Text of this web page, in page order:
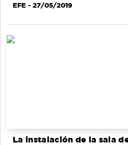
EFE - 27/05/2019
La instalación de la sala